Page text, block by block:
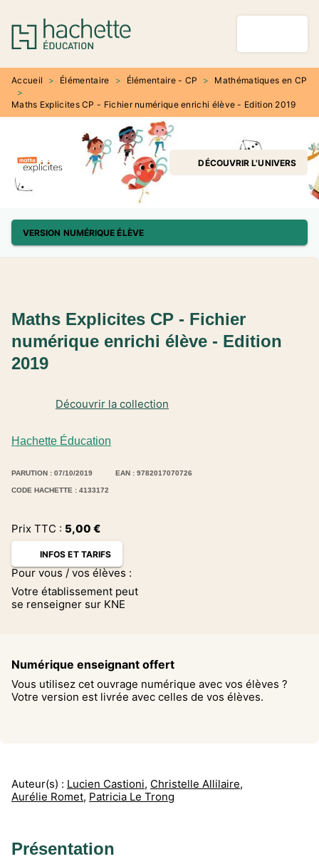
MENU RECHERCHE
PIED DE PAGE
Accueil > Élémentaire > Élémentaire - CP >
Mathématiques en CP
>
Maths Explicites CP - Fichier numérique enrichi élève - Edition 2019
DÉCOUVRIR L'UNIVERS
VERSION NUMÉRIQUE ÉLÈVE
Hachette Éducation
Découvrir la collection
Maths Explicites CP - Fichier
numérique enrichi élève - Edition
2019
PARUTION : 07/10/2019 EAN : 9782017070726
CODE HACHETTE : 4133172
Prix TTC : 5,00 €
INFOS ET TARIFS
Pour vous / vos élèves :
Votre établissement peut
se renseigner sur KNE
Numérique enseignant offert
Vous utilisez cet ouvrage numérique avec vos élèves ?
Votre version est livrée avec celles de vos élèves.
Auteur(s) : Lucien Castioni, Christelle Allilaire,
Aurélie Romet, Patricia Le Trong
Présentation